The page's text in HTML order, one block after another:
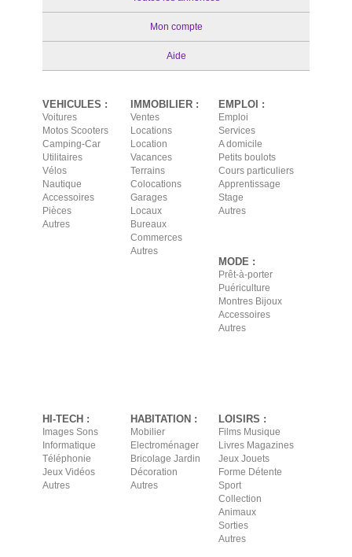
Mon compte
Aide
VEHICULES :
Voitures
Motos Scooters
Camping-Car
Utilitaires
Vélos
Nautique
Accessoires
Pièces
Autres
IMMOBILIER :
Ventes
Locations
Location
Vacances
Terrains
Colocations
Garages
Locaux
Bureaux
Commerces
Autres
EMPLOI :
Emploi
Services
A domicile
Petits boulots
Cours particuliers
Apprentissage
Stage
Autres
MODE :
Prêt-à-porter
Puériculture
Montres Bijoux
Accessoires
Autres
HI-TECH :
Images Sons
Informatique
Téléphonie
Jeux Vidéos
Autres
HABITATION :
Mobilier
Electroménager
Bricolage Jardin
Décoration
Autres
LOISIRS :
Films Musique
Livres Magazines
Jeux Jouets
Forme Détente
Sport
Collection
Animaux
Sorties
Autres